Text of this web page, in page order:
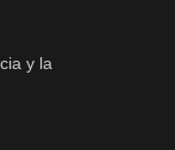
y la